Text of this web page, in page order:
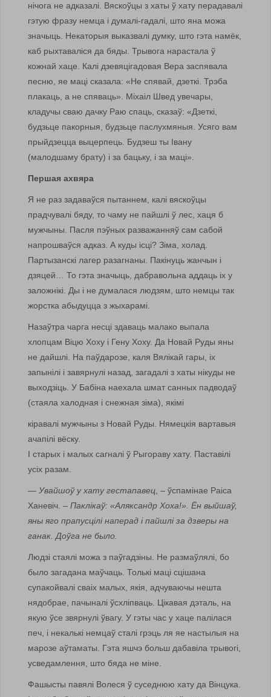
нічога не адказалі. Вяскоўцы з хаты ў хату перадавалі
гэтую фразу немца і думалі-гадалі, што яна можа
значыць. Некаторыя выказвалі думку, што гэта намёк,
каб рыхтаваліся да бяды. Трывога нарастала ў
кожнай хаце. Калі дзевяцігадовая Вера заспявала
песню, яе маці сказала: «Не спявай, дзеткі. Трэба
плакаць, а не спяваць». Міхаіл Швед увечары,
кладучы сваю дачку Раю спаць, сказаў: «Дзеткі,
будзьце пакорныя, будзьце паслухмяныя. Усяго вам
прыйдзецца выцерпець. Будзеш ты Івану
(малодшаму брату) і за бацьку, і за маці».
Першая ахвяра
Я не раз задаваўся пытаннем, калі вяскоўцы
прадчувалі бяду, то чаму не пайшлі ў лес, хаця б
мужчыны. Пасля пэўных разважанняў сам сабой
напрошваўся адказ. А куды ісці? Зіма, холад.
Партызанскі лагер разагнаны. Пакінуць жанчын і
дзяцей… То гэта значыць, дабравольна аддаць іх у
заложнікі. Ды і не думалася людзям, што немцы так
жорстка абыдуцца з жыхарамі.
Назаўтра чарга несці здаваць малако выпала
хлопцам Віцю Хоху і Гену Хоху. Да Новай Руды яны
не дайшлі. На паўдарозе, каля Вялікай гары, іх
запынілі і завярнулі назад, загадалі з хаты нікуды не
выходзіць. У Бабіна наехала шмат санных падводаў
(стаяла халодная і снежная зіма), якімі
кіравалі мужчыны з Новай Руды. Нямецкія вартавыя
ачапілі вёску.
І старых і малых сагналі ў Рыгораву хату. Паставілі
усіх разам.
— Увайшоў у хату гестапавец , – ўспамінае Раіса
Ханевіч. – Паклікаў: «Аляксандр Хоха!». Ён выйшаў,
яны яго прапусцілі наперад і пайшлі за дзверы на
ганак. Доўга не было.
Людзі стаялі можа з паўгадзіны. Не размаўлялі, бо
было загадана маўчаць. Толькі маці сцішана
супакойвалі сваіх малых, якія, адчуваючы нешта
нядобрае, пачыналі ўсхліпваць. Цікавая дэталь, на
якую ўсе звярнулі ўвагу. У гэты час у хаце палілася
печ, і некалькі немцаў сталі грэць ля яе настылыя на
марозе аўтаматы. Гэта яшчэ больш дабавіла трывогі,
усведамлення, што бяда не міне.
Фашысты павялі Волеся ў суседнюю хату да Вінцука.